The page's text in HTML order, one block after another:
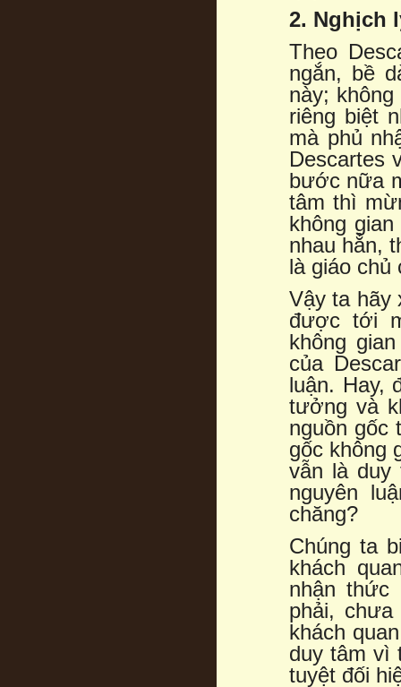
2. Nghịch
Theo
ngắn, bề
này;
riêng biệt
mà phủ
Descartes
bước nữa
tâm thì
không
nhau hẳn,
là giáo chủ
Vậy ta hãy
được tới
không
của
luận. Hay,
tưởng và
nguồn
gốc không
vẫn là duy
nguyên
chăng?
Chúng ta
khách
nhận thức
phải,
khách
duy tâm vì
tuyệt đối